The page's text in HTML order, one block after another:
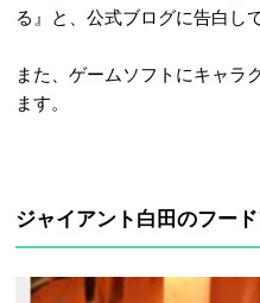
る』と、公式ブログに告白し
また、ゲームソフトにキャラ
ます。
ジャイアント白田のフー